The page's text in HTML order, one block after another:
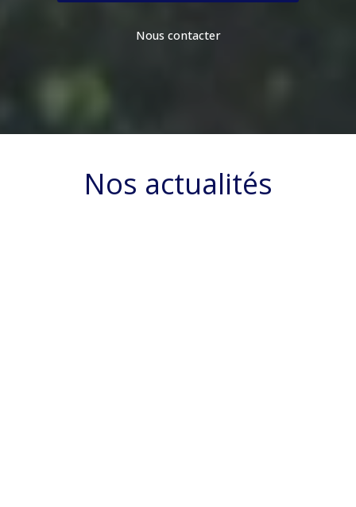
Nous contacter
Nos actualités